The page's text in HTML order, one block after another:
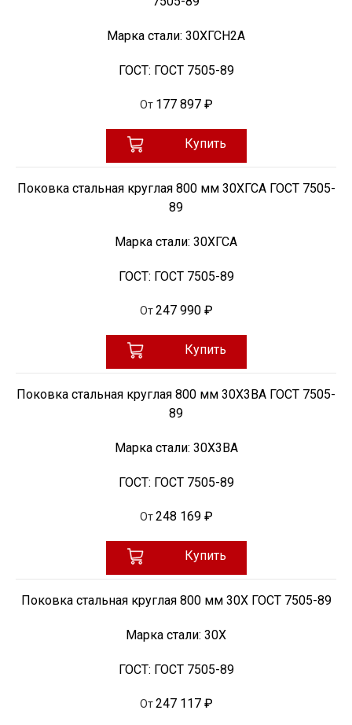
Марка стали: 30ХГСН2А
ГОСТ: ГОСТ 7505-89
От 177 897 ₽
Купить
Поковка стальная круглая 800 мм 30ХГСА ГОСТ 7505-
89
Марка стали: 30ХГСА
ГОСТ: ГОСТ 7505-89
От 247 990 ₽
Купить
Поковка стальная круглая 800 мм 30Х3ВА ГОСТ 7505-
89
Марка стали: 30Х3ВА
ГОСТ: ГОСТ 7505-89
От 248 169 ₽
Купить
Поковка стальная круглая 800 мм 30Х ГОСТ 7505-89
Марка стали: 30Х
ГОСТ: ГОСТ 7505-89
От 247 117 ₽